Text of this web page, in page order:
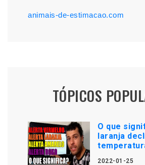
animais-de-estimacao.com
TÓPICOS
O que
laranja
2022-01-25